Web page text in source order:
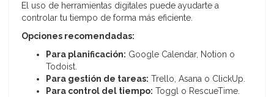
El uso de herramientas digitales puede ayudarte a
controlar tu tiempo de forma más eficiente.
Opciones recomendadas:
Para planificación: Google Calendar, Notion o
Todoist.
Para gestión de tareas: Trello, Asana o ClickUp.
Para control del tiempo: Toggl o RescueTime.